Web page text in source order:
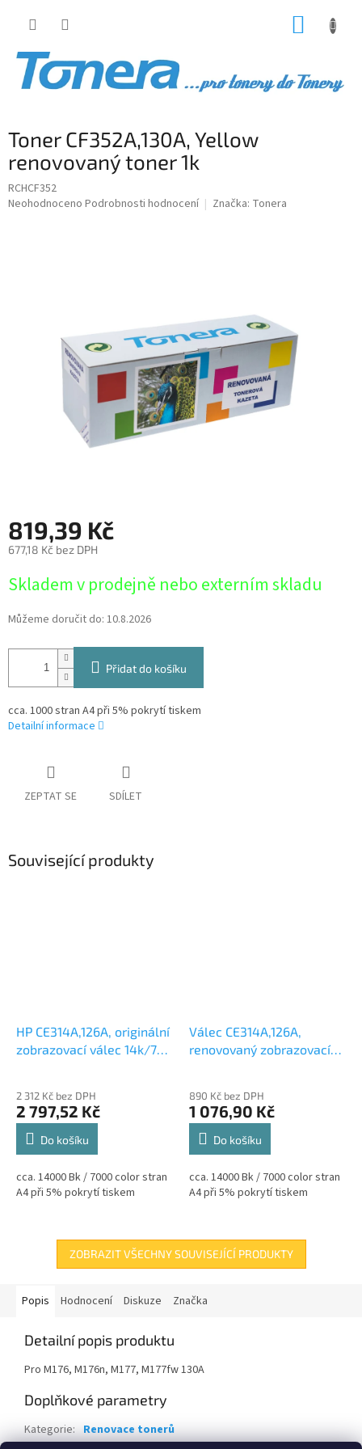
Toner CF352A,130A, Yellow
renovovaný toner 1k
RCHCF352
Průměrné
Neohodnoceno Podrobnosti hodnocení Značka: Tonera
819,39 Kč
677,18 Kč bez DPH
cena:
Skladem v prodejně nebo externím skladu
Můžeme doručit do: 10.8.2026
Přidat do košíku
cca. 1000 stran A4 při 5% pokrytí tiskem
Detailní informace
ZEPTAT SE SDÍLET
Související produkty
HP CE314A,126A, originální
zobrazovací válec 14k/7k
2 312 Kč bez DPH
2 797,52 Kč
Do košíku
cca. 14000 Bk / 7000 color stran
A4 při 5% pokrytí tiskem
Válec CE314A,126A,
renovovaný zobrazovací
890 Kč bez DPH
1 076,90 Kč
Do košíku
cca. 14000 Bk / 7000 color stran
A4 při 5% pokrytí tiskem
ZOBRAZIT VŠECHNY SOUVISEJÍCÍ PRODUKTY
Popis Hodnocení Diskuze Značka
Detailní popis produktu
Pro M176, M176n, M177, M177fw 130A
Doplňkové parametry
Kategorie: Renovace tonerů